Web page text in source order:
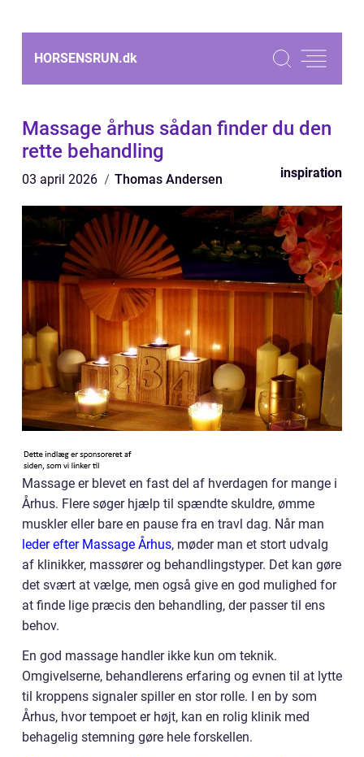
HORSENSRUN.dk
Massage århus sådan finder du den
rette behandling
03 april 2026 Thomas Andersen inspiration
Massage er blevet en fast del af hverdagen for mange i
Århus. Flere søger hjælp til spændte skuldre, ømme
muskler eller bare en pause fra en travl dag. Når man
leder efter Massage Århus, møder man et stort udvalg
af klinikker, massører og behandlingstyper. Det kan gøre
det svært at vælge, men også give en god mulighed for
at finde lige præcis den behandling, der passer til ens
behov.
En god massage handler ikke kun om teknik.
Omgivelserne, behandlerens erfaring og evnen til at lytte
til kroppens signaler spiller en stor rolle. I en by som
Århus, hvor tempoet er højt, kan en rolig klinik med
behagelig stemning gøre hele forskellen.